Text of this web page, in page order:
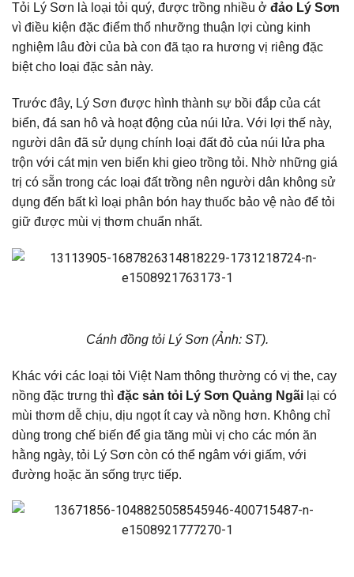
Tỏi Lý Sơn là loại tỏi quý, được trồng nhiều ở đảo Lý Sơn
vì điều kiện đặc điểm thổ nhưỡng thuận lợi cùng kinh
nghiệm lâu đời của bà con đã tạo ra hương vị riêng đặc
biệt cho loại đặc sản này.
Trước đây, Lý Sơn được hình thành sự bồi đắp của cát
biển, đá san hô và hoạt động của núi lửa. Với lợi thế này,
người dân đã sử dụng chính loại đất đỏ của núi lửa pha
trộn với cát mịn ven biển khi gieo trồng tỏi. Nhờ những giá
trị có sẵn trong các loại đất trồng nên người dân không sử
dụng đến bất kì loại phân bón hay thuốc bảo vệ nào để tỏi
giữ được mùi vị thơm chuẩn nhất.
Cánh đồng tỏi Lý Sơn (Ảnh: ST).
Khác với các loại tỏi Việt Nam thông thường có vị the, cay
nồng đặc trưng thì đặc sản tỏi Lý Sơn Quảng Ngãi lại có
mùi thơm dễ chịu, dịu ngọt ít cay và nồng hơn. Không chỉ
dùng trong chế biến để gia tăng mùi vị cho các món ăn
hằng ngày, tỏi Lý Sơn còn có thể ngâm với giấm, với
đường hoặc ăn sống trực tiếp.